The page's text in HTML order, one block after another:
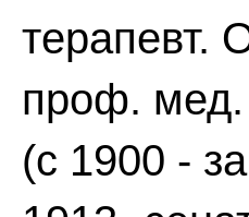
терапевт.
проф. мед.
(с 1900 -